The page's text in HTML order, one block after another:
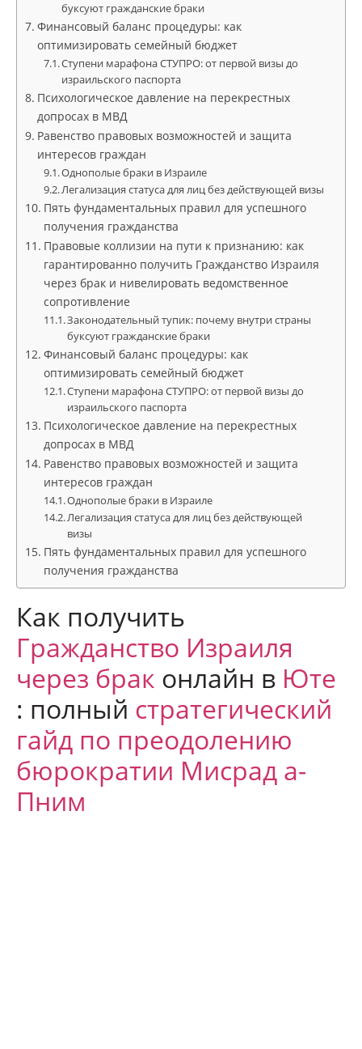
буксуют гражданские браки
Финансовый баланс процедуры: как
оптимизировать семейный бюджет
Ступени марафона СТУПРО: от первой визы до
израильского паспорта
Психологическое давление на перекрестных
допросах в МВД
Равенство правовых возможностей и защита
интересов граждан
Однополые браки в Израиле
Легализация статуса для лиц без действующей визы
Пять фундаментальных правил для успешного
получения гражданства
Правовые коллизии на пути к признанию: как
гарантированно получить Гражданство Израиля
через брак и нивелировать ведомственное
сопротивление
Законодательный тупик: почему внутри страны
буксуют гражданские браки
Финансовый баланс процедуры: как
оптимизировать семейный бюджет
Ступени марафона СТУПРО: от первой визы до
израильского паспорта
Психологическое давление на перекрестных
допросах в МВД
Равенство правовых возможностей и защита
интересов граждан
Однополые браки в Израиле
Легализация статуса для лиц без действующей
визы
Пять фундаментальных правил для успешного
получения гражданства
Как получить
Гражданство Израиля
через брак онлайн в Юте
: полный стратегический
гайд по преодолению
бюрократии Мисрад а-
Пним